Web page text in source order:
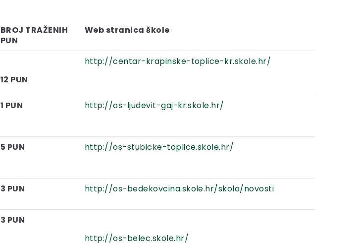
BROJ TRAŽENIH
PUN
Web stranica škole
12 PUN
http://centar-krapinske-toplice-kr.skole.hr/
1 PUN http://os-ljudevit-gaj-kr.skole.hr/
5 PUN http://os-stubicke-toplice.skole.hr/
3 PUN http://os-bedekovcina.skole.hr/skola/novosti
3 PUN
http://os-belec.skole.hr/